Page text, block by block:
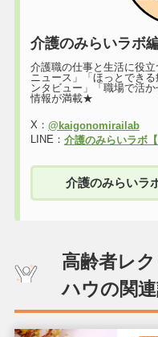
介護のみらいラボ
介護職の仕事と生活に役
ニュース」「ほっとでき
ンタビュー」「職場で活
情報が満載★
X： @kaigonomirailab
LINE： 介護のみらいラボ【
介護のみらいラ
高齢者レ
ハウの関